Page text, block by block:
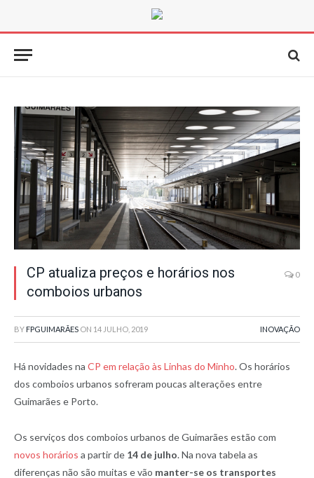
CP atualiza preços e horários nos
comboios urbanos
0
BY FPGUIMARÃES ON 14 JULHO, 2019 INOVAÇÃO
Há novidades na CP em relação às Linhas do Minho. Os horários
dos comboios urbanos sofreram poucas alterações entre
Guimarães e Porto.
Os serviços dos comboios urbanos de Guimarães estão com
novos horários a partir de 14 de julho. Na nova tabela as
diferenças não são muitas e vão manter-se os transportes